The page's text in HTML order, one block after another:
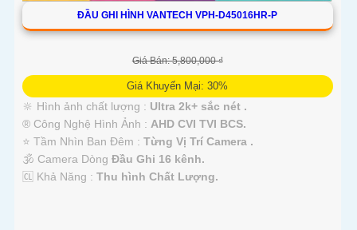
ĐẦU GHI HÌNH VANTECH VPH-D45016HR-P
Giá Bán: 5,800,000 ₫
Giá Khuyến Mại: 30%
🔆 Hình ảnh chất lượng : Ultra 2k+ sắc nét .
®️ Công Nghệ Hình Ảnh : AHD CVI TVI BCS.
⭐ Tầm Nhìn Ban Đêm : Từng Vị Trí Camera .
🕉️ Camera Dòng Đầu Ghi 16 kênh.
️🆑 Khả Năng : Thu hình Chất Lượng.